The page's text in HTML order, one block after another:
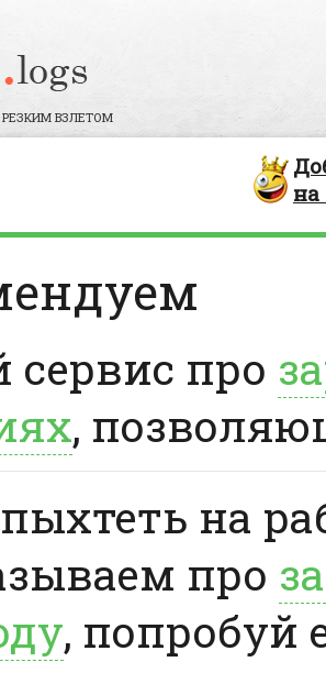
ВЗЛЕТОМ
на
про
,
на
про
, попробуй